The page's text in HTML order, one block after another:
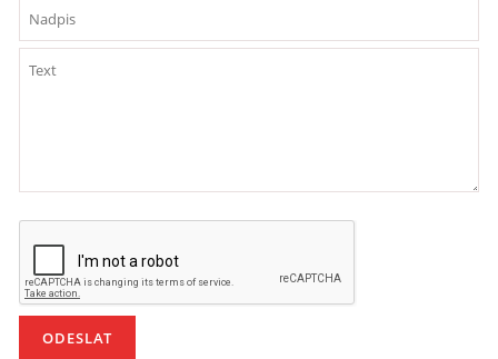
VÝTVARNÉ POMŮCKY
VÝTVARNÉ AKTIVITY - PODZIM
VÝTVARNÉ AKTIVITY - ZIMA